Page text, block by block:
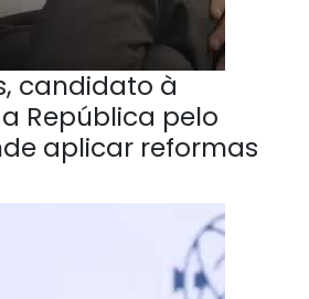
candidato à
República pelo
aplicar reformas